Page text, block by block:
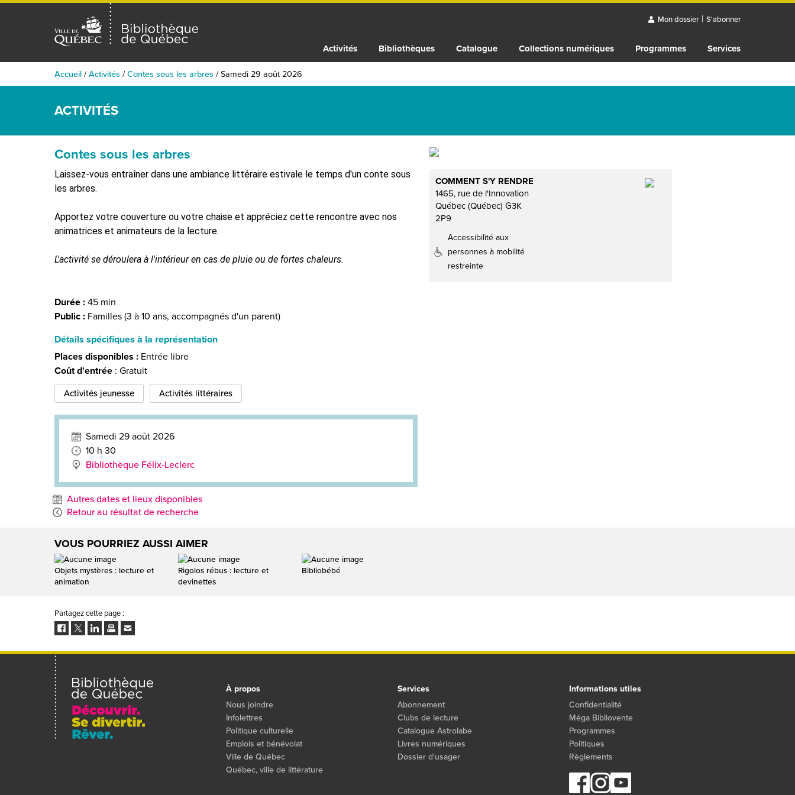
Mon dossier | S'abonner
Activités Bibliothèques Catalogue Collections numériques Programmes
Services
Accueil/Activités /Contes sous les arbres /Samedi 29 août 2026
ACTIVITÉS
Contes sous les arbres
Laissez-vous entraîner dans une ambiance littéraire estivale le temps d'un conte sous
les arbres.
Apportez votre couverture ou votre chaise et appréciez cette rencontre avec nos
animatrices et animateurs de la lecture.
L'activité se déroulera à l'intérieur en cas de pluie ou de fortes chaleurs.
Durée :45 min
Public : Familles (3 à 10 ans, accompagnés d'un parent)
Détails spécifiques à la représentation
Places disponibles : Entrée libre
Coût d'entrée : Gratuit
Activités jeunesse Activités littéraires
Samedi 29 août 2026
10 h 30
Bibliothèque Félix-Leclerc
Autres dates et lieux disponibles
Retour au résultat de recherche
COMMENT S'Y RENDRE
1465, rue de l'Innovation
Québec (Québec) G3K
2P9
Accessibilité aux
personnes à mobilité
restreinte
VOUS POURRIEZ AUSSI AIMER
Objets mystères : lecture et
animation
Rigolos rébus : lecture et
devinettes
Bibliobébé
Partagez cette page :
Facebook
TwitterLinkedInImprimerEnvoyer
un
À propos
Nous joindre
Infolettres
Politique culturelle
Emplois et bénévolat
Ville de Québec
Québec, ville de littérature
Services
Abonnement
Clubs de lecture
Catalogue Astrolabe
Livres numériques
Dossier d'usager
Informations utiles
Confidentialité
Méga Bibliovente
Programmes
Politiques
Règlements